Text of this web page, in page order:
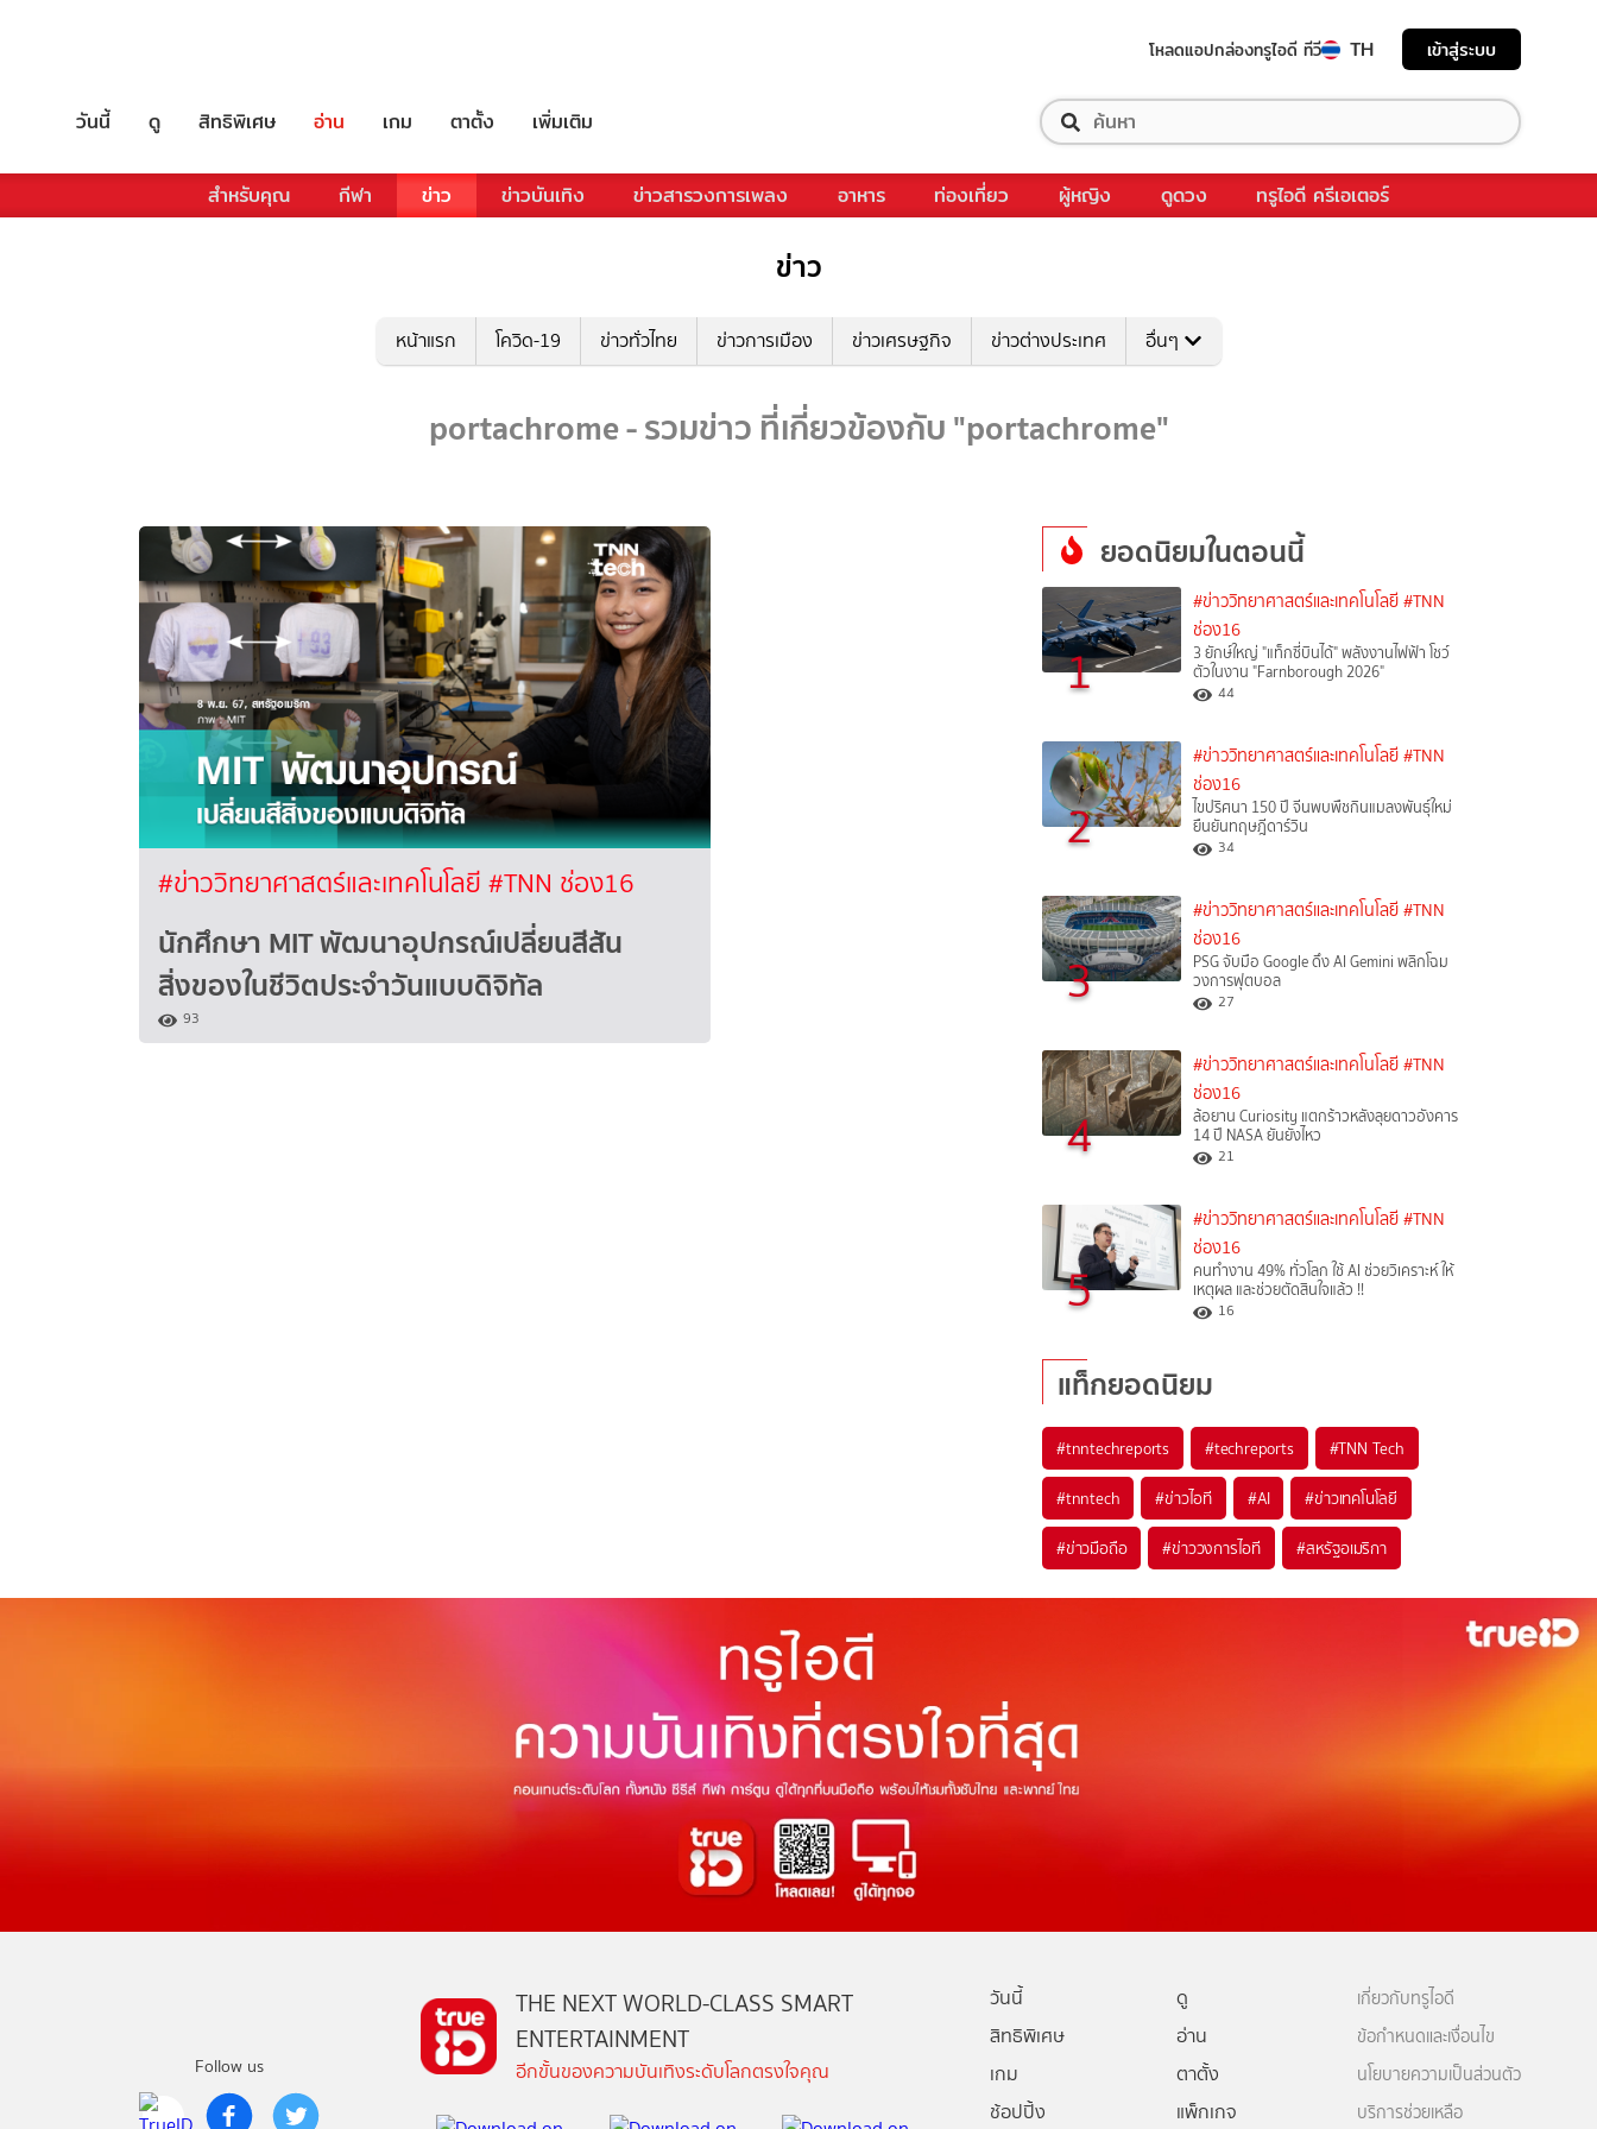
โหลดแอปกล่องทรูไอดี ทีวี TH เข้าสู่ระบบ
วันนี้ ดู สิทธิพิเศษ อ่าน เกม ตาตั้ง เพิ่มเติม
สำหรับคุณ กีฬา ข่าว ข่าวบันเทิง ข่าวสารวงการเพลง อาหาร ท่องเที่ยว ผู้หญิง ดูดวง ทรูไอดี ครีเอเตอร์
ข่าว
หน้าแรก โควิด-19 ข่าวทั่วไทย ข่าวการเมือง ข่าวเศรษฐกิจ ข่าวต่างประเทศ อื่นๆ
portachrome - รวมข่าว ที่เกี่ยวข้องกับ "portachrome"
#ข่าววิทยาศาสตร์และเทคโนโลยี #TNN ช่อง16
นักศึกษา MIT พัฒนาอุปกรณ์เปลี่ยนสีสัน
สิ่งของในชีวิตประจำวันแบบดิจิทัล
93
ยอดนิยมในตอนนี้
1
#ข่าววิทยาศาสตร์และเทคโนโลยี #TNN
ช่อง16
3 ยักษ์ใหญ่ "แท็กซี่บินได้" พลังงานไฟฟ้า โชว์
ตัวในงาน "Farnborough 2026"
44
2
#ข่าววิทยาศาสตร์และเทคโนโลยี #TNN
ช่อง16
ไขปริศนา 150 ปี จีนพบพืชกินแมลงพันธุ์ใหม่
ยืนยันทฤษฎีดาร์วิน
34
3
#ข่าววิทยาศาสตร์และเทคโนโลยี #TNN
ช่อง16
PSG จับมือ Google ดึง AI Gemini พลิกโฉม
วงการฟุตบอล
27
4
#ข่าววิทยาศาสตร์และเทคโนโลยี #TNN
ช่อง16
ล้อยาน Curiosity แตกร้าวหลังลุยดาวอังคาร
14 ปี NASA ยันยังไหว
21
5
#ข่าววิทยาศาสตร์และเทคโนโลยี #TNN
ช่อง16
คนทำงาน 49% ทั่วโลก ใช้ AI ช่วยวิเคราะห์ ให้
เหตุผล และช่วยตัดสินใจแล้ว !!
16
แท็กยอดนิยม
#tnntechreports #techreports #TNN Tech
#tnntech #ข่าวไอที #AI #ข่าวเทคโนโลยี
#ข่าวมือถือ #ข่าววงการไอที #สหรัฐอเมริกา
Follow us
THE NEXT WORLD-CLASS SMART
ENTERTAINMENT
อีกขั้นของความบันเทิงระดับโลกตรงใจคุณ
วันนี้
ดู
สิทธิพิเศษ
อ่าน
เกม
ตาตั้ง
ช้อปปิ้ง
แพ็กเกจ
เกี่ยวกับทรูไอดี
ข้อกำหนดและเงื่อนไข
นโยบายความเป็นส่วนตัว
บริการช่วยเหลือ